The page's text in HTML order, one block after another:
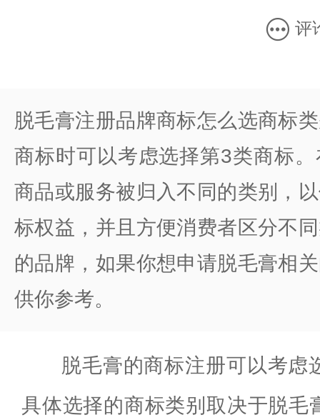
评
脱毛膏注册品牌商标怎么选商标
商标时可以考虑选择第3类商标
商品或服务被归入不同的类别，
标权益，并且方便消费者区分不
的品牌，如果你想申请脱毛膏相
供你参考。
脱毛膏的商标注册可以考虑
具体选择的商标类别取决于脱毛